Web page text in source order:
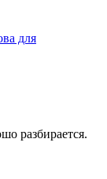
разбирается.